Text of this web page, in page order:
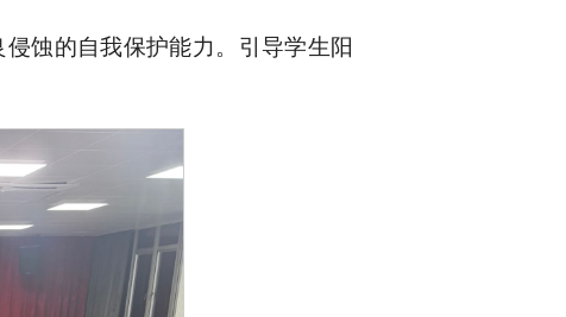
蚀的自我保护能力。引导学生阳